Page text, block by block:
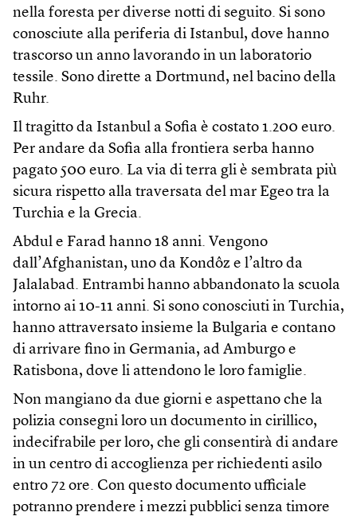
nella foresta per diverse notti di seguito. Si sono
conosciute alla periferia di Istanbul, dove hanno
trascorso un anno lavorando in un laboratorio
tessile. Sono dirette a Dortmund, nel bacino della
Ruhr.
Il tragitto da Istanbul a Sofia è costato 1.200 euro.
Per andare da Sofia alla frontiera serba hanno
pagato 500 euro. La via di terra gli è sembrata più
sicura rispetto alla traversata del mar Egeo tra la
Turchia e la Grecia.
Abdul e Farad hanno 18 anni. Vengono
dall’Afghanistan, uno da Kondôz e l’altro da
Jalalabad. Entrambi hanno abbandonato la scuola
intorno ai 10-11 anni. Si sono conosciuti in Turchia,
hanno attraversato insieme la Bulgaria e contano
di arrivare fino in Germania, ad Amburgo e
Ratisbona, dove li attendono le loro famiglie.
Non mangiano da due giorni e aspettano che la
polizia consegni loro un documento in cirillico,
indecifrabile per loro, che gli consentirà di andare
in un centro di accoglienza per richiedenti asilo
entro 72 ore. Con questo documento ufficiale
potranno prendere i mezzi pubblici senza timore